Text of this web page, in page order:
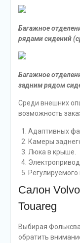
Багажное
рядами сидений
Багажное
задним рядом
Среди внешних
возможность
Адаптивных
Камеры
Люка в крыше.
Регулируемого
Салон
Touareg
Выбирая
обратить